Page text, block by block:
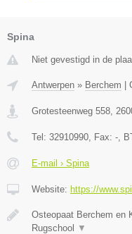
Spina
Niet gevestigd in de
Antwerpen » Berchem
Grotesteenweg 558
Tel: 32910990 , Fax: - ,
E-mail › Spina
Website: https://
Osteopaat Berchem en
Rugschool
▼